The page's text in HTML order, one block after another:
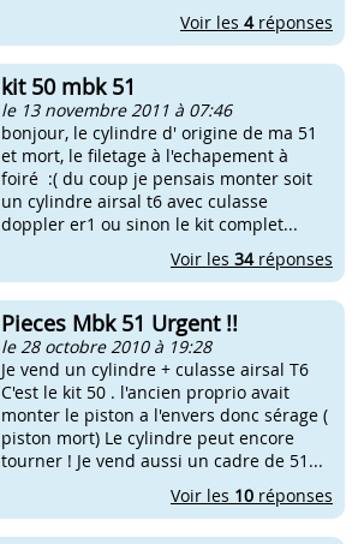
Voir les 4réponses
kit 50 mbk 51
le 13 novembre 2011 à 07:46
bonjour, le cylindre d' origine de ma 51
et mort, le filetage à l'echapement à
foiré :( du coup je pensais monter soit
un cylindre airsal t6 avec culasse
doppler er1 ou sinon le kit complet...
Voir les 34réponses
Pieces Mbk 51 Urgent !!
le 28 octobre 2010 à 19:28
Je vend un cylindre + culasse airsal T6
C'est le kit 50 . l'ancien proprio avait
monter le piston a l'envers donc sérage (
piston mort) Le cylindre peut encore
tourner ! Je vend aussi un cadre de 51...
Voir les 10 réponses